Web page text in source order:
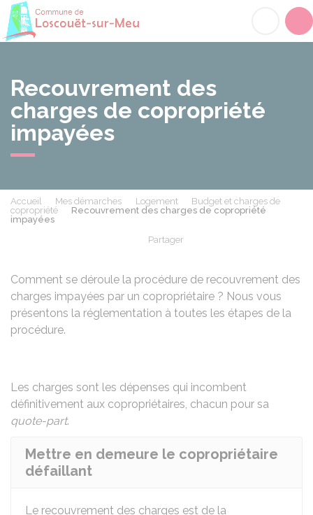
Recouvrement des
charges de copropriété
impayées
Accueil Mes démarches Logement
Budget et charges de
copropriété
Recouvrement des charges de copropriété
impayées
Partager
Comment se déroule la procédure de recouvrement des
charges impayées par un copropriétaire ? Nous vous
présentons la réglementation à toutes les étapes de la
procédure.
Les charges sont les dépenses qui incombent
définitivement aux copropriétaires, chacun pour sa
quote-part.
Mettre en demeure le copropriétaire
défaillant
Le recouvrement des charges est de la